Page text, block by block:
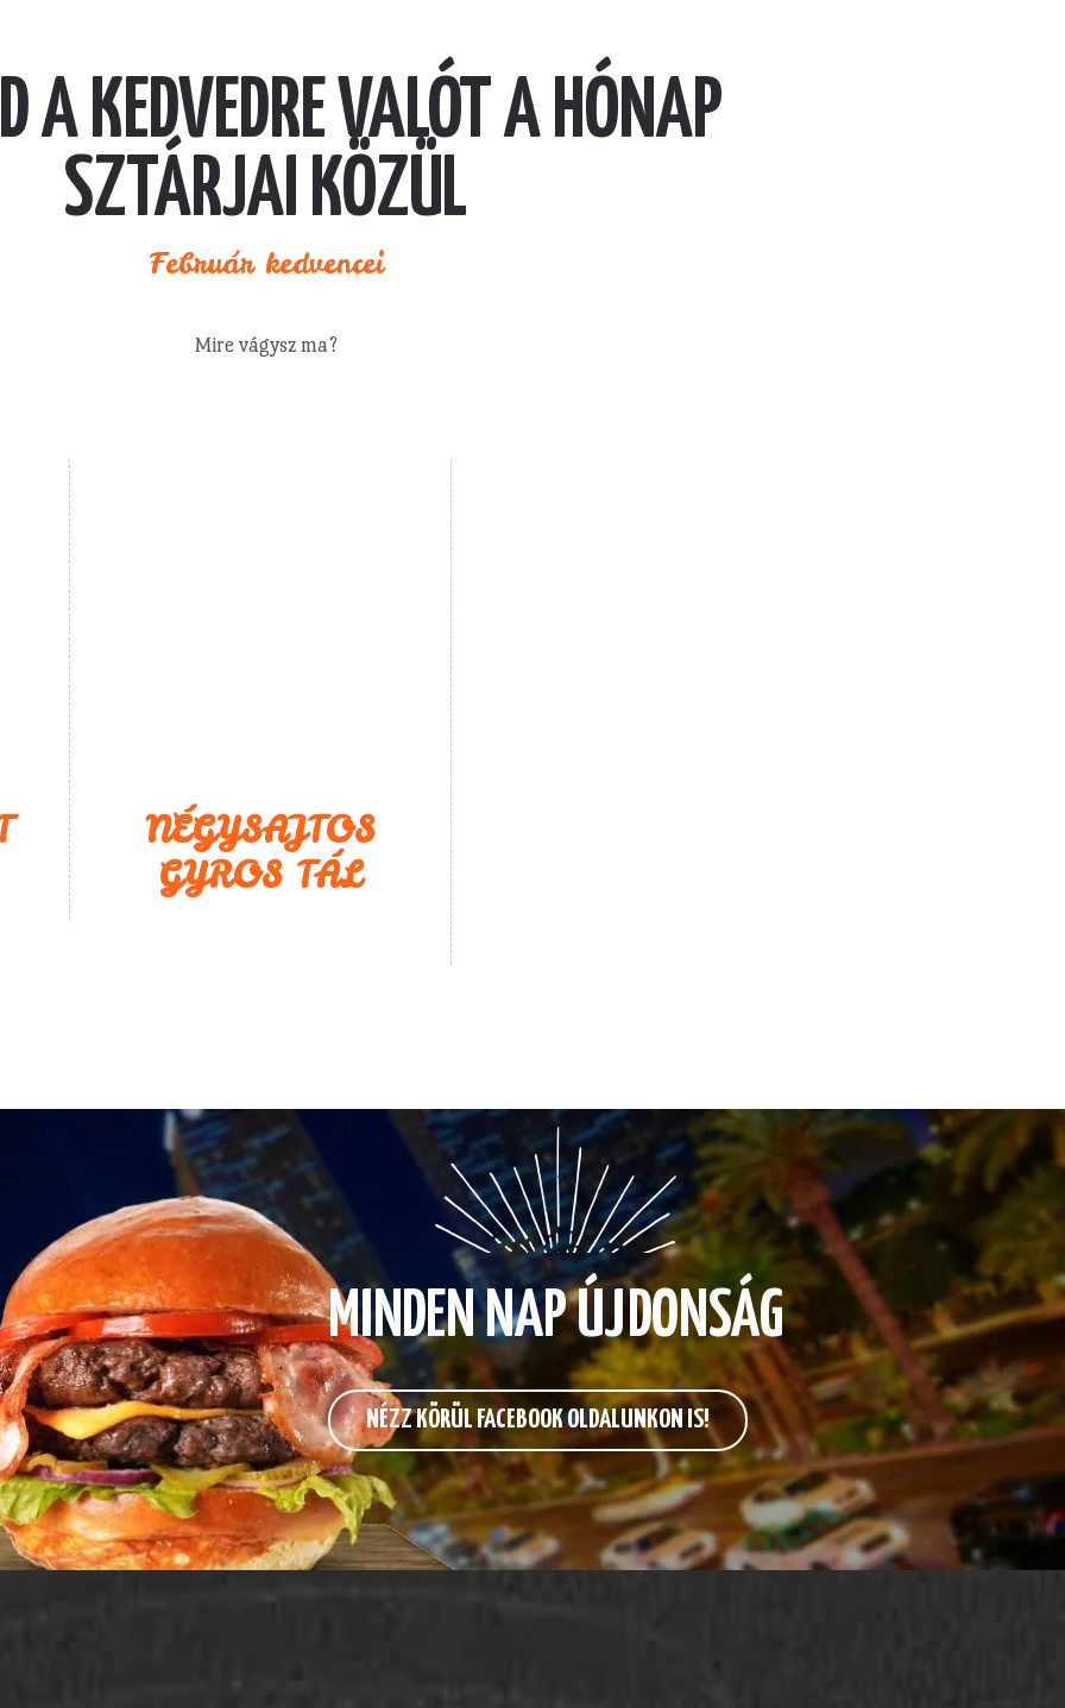
A KEDVEDRE VALÓT A HÓNAP
SZTÁRJAI KÖZÜL
Február kedvencei
Mire vágysz ma?
NÉGYSAJTOS
GYROS TÁL
MINDEN NAP ÚJDONSÁG
NÉZZ KÖRÜL FACEBOOK OLDALUNKON IS!